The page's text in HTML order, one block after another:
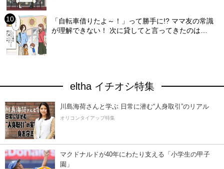
「自転車借りたよ～！」って勝手に!? ママ友の常識
が理解できない！ 次に貸してと言ってきたのは…
eltha イチオシ特集
川島海荷さんと学ぶ 日常に潜む“人身取引”のリアル
オリコンタイアップ特集
マクドナルドが40年にわたり支える「小学生の甲子
園」